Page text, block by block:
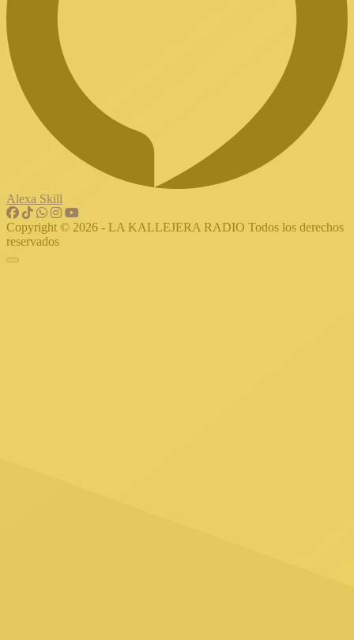
Alexa Skill
Copyright © 2026 - LA KALLEJERA RADIO Todos los derechos
reservados